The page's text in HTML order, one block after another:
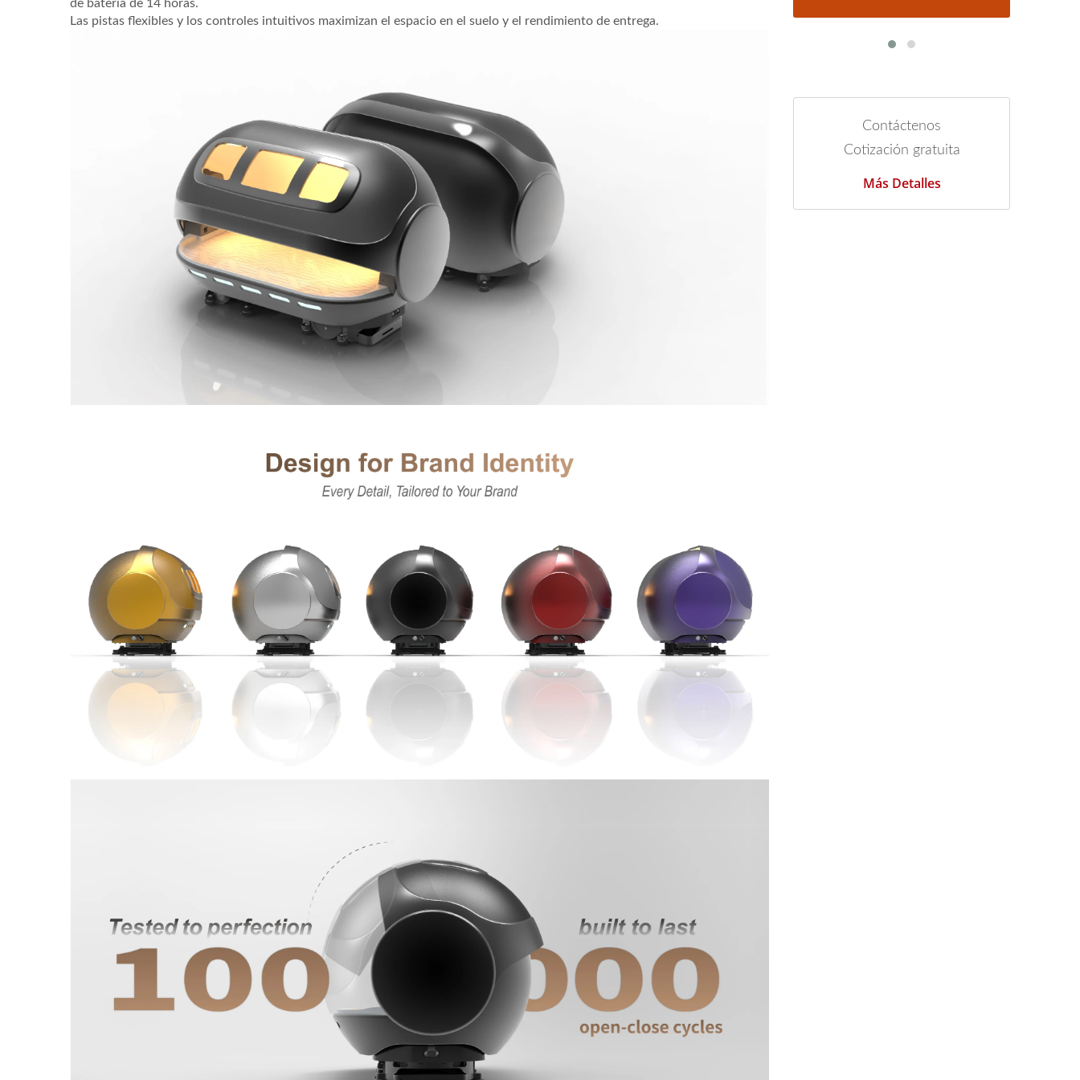
de batería de 14 horas.
Las pistas flexibles y los controles intuitivos maximizan el espacio en el suelo y el rendimiento de entrega.
Contáctenos
Cotización gratuita
Más Detalles